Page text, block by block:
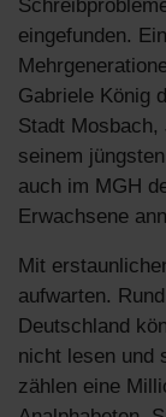
eingefunden.
Gabriele König
Stadt
seinem
auch im MGH
Erwachsene
Mit
aufwarten.
Deutschland
nicht lesen und
zählen eine